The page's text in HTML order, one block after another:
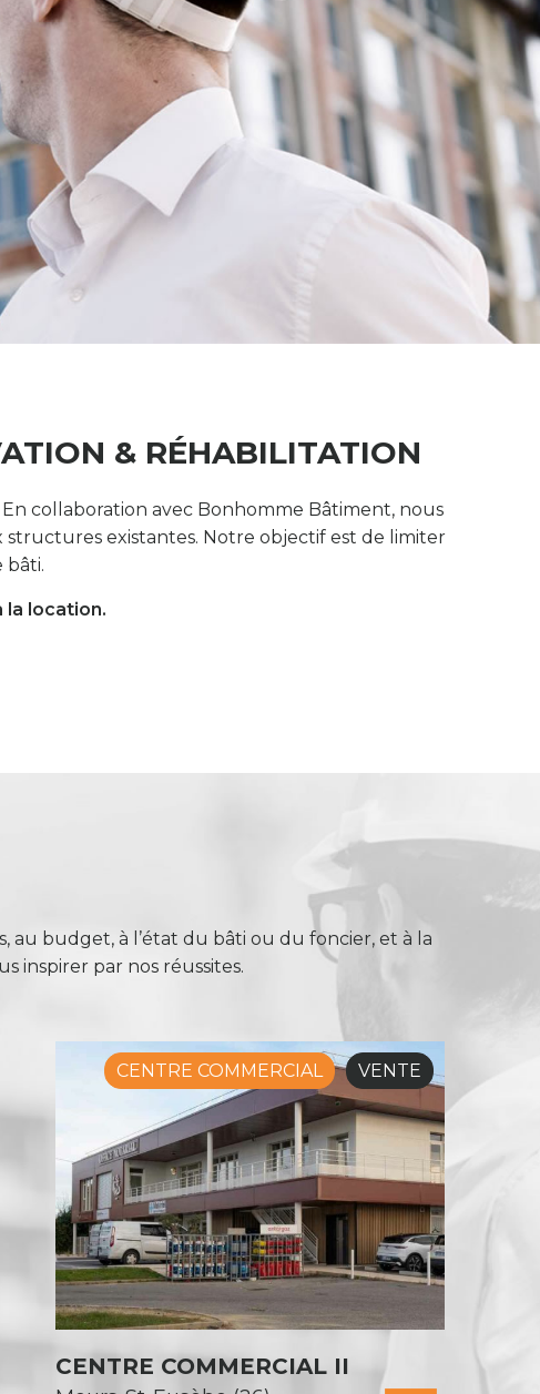
& RÉHABILITATION
collaboration avec Bonhomme Bâtiment, nous
existantes. Notre objectif est de limiter
bâti.
la location.
au budget, à l’état du bâti ou du foncier, et à la
inspirer par nos réussites.
CENTRE COMMERCIAL VENTE
CENTRE COMMERCIAL II